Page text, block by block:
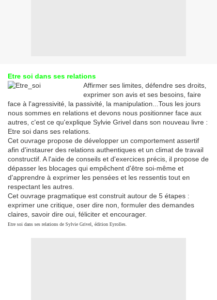
Etre soi dans ses relations
Affirmer ses limites, défendre ses droits,
exprimer son avis et ses besoins, faire
face à l'agressivité, la passivité, la manipulation...Tous les jours
nous sommes en relations et devons nous positionner face aux
autres, c'est ce qu'explique Sylvie Grivel dans son nouveau livre :
Etre soi dans ses relations.
Cet ouvrage propose de développer un comportement assertif
afin d'instaurer des relations authentiques et un climat de travail
constructif. A l'aide de conseils et d'exercices précis, il propose de
dépasser les blocages qui empêchent d'être soi-même et
d'apprendre à exprimer les pensées et les ressentis tout en
respectant les autres.
Cet ouvrage pragmatique est construit autour de 5 étapes :
exprimer une critique, oser dire non, formuler des demandes
claires, savoir dire oui, féliciter et encourager.
Etre soi dans ses relations de Sylvie Grivel, édition Eyrolles.